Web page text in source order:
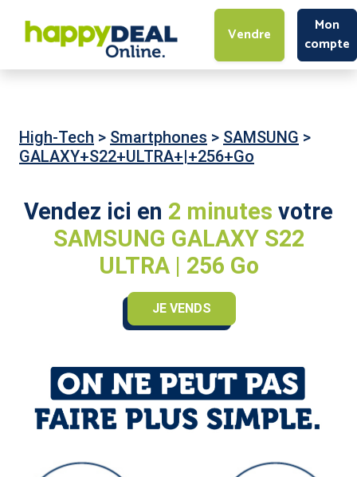
Vendre
Mon
compte
High-Tech > Smartphones > SAMSUNG >
GALAXY+S22+ULTRA+|+256+Go
Vendez ici en 2 minutes votre
SAMSUNG GALAXY S22
ULTRA | 256 Go
JE VENDS